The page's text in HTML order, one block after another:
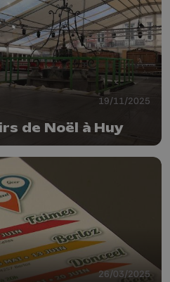
19/11/2025
de Noël à Huy
26/03/2025